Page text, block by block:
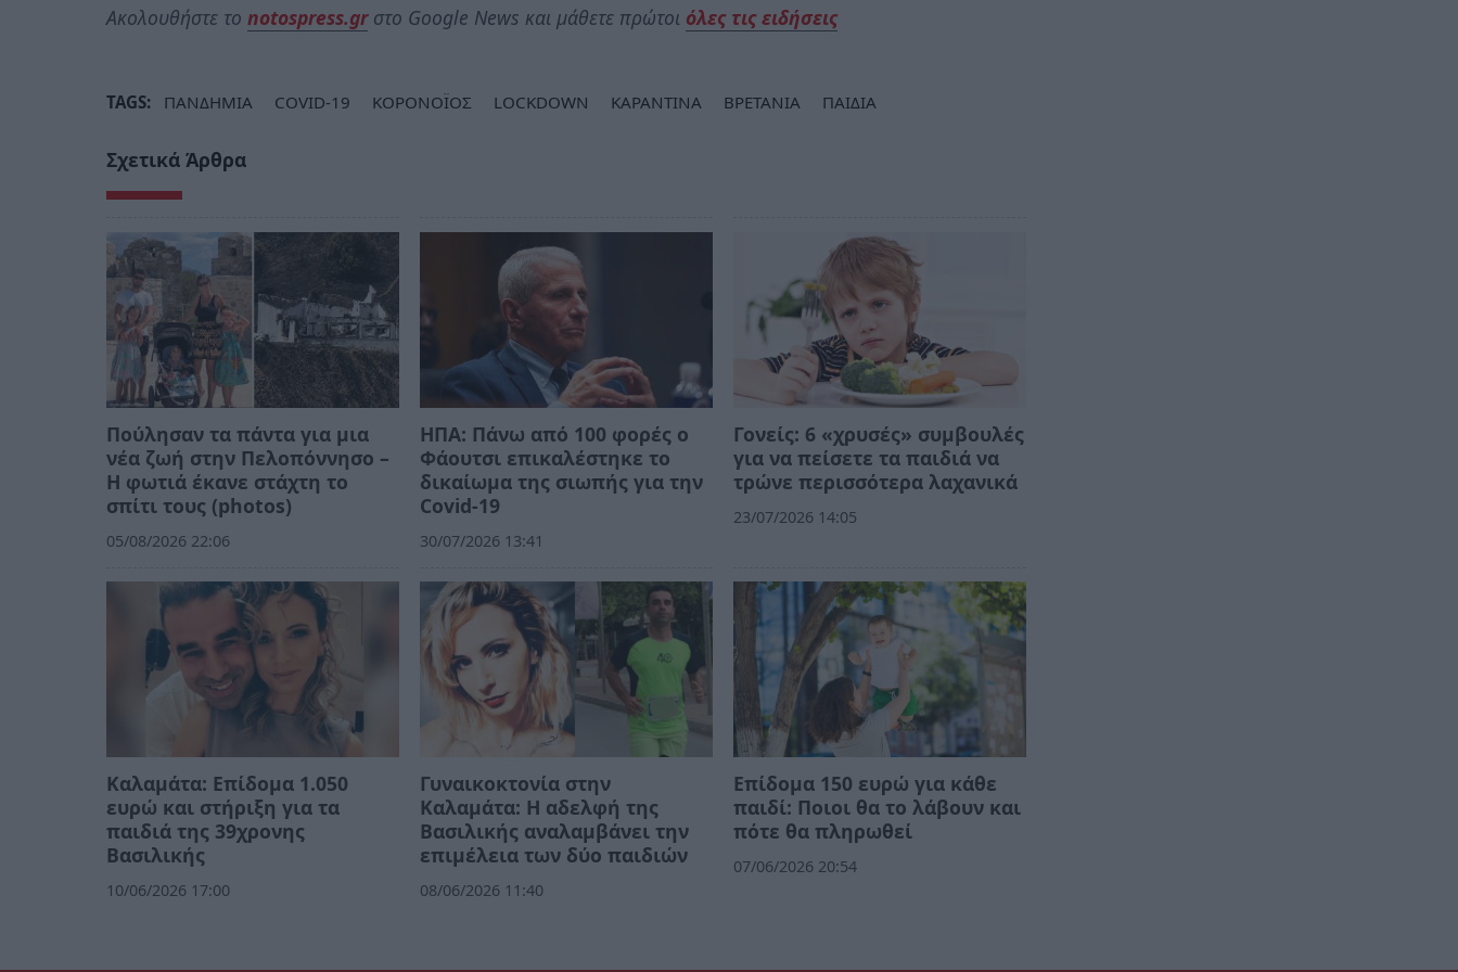
Ακολουθήστε το notospress.grστο Google News και μάθετε πρώτοι όλες τις ειδήσεις
TAGS: ΠΑΝΔΗΜΙΑ COVID-19 ΚΟΡΟΝΟΪΟΣ LOCKDOWN ΚΑΡΑΝΤΙΝΑ ΒΡΕΤΑΝΙΑ ΠΑΙΔΙΑ
Σχετικά Άρθρα
Πούλησαν τα πάντα για μια
νέα ζωή στην Πελοπόννησο –
Η φωτιά έκανε στάχτη το
σπίτι τους (photos)
05/08/2026 22:06
ΗΠΑ: Πάνω από 100 φορές ο
Φάουτσι επικαλέστηκε το
δικαίωμα της σιωπής για την
Covid-19
30/07/2026 13:41
Γονείς: 6 «χρυσές» συμβουλές
για να πείσετε τα παιδιά να
τρώνε περισσότερα λαχανικά
23/07/2026 14:05
Καλαμάτα: Επίδομα 1.050
ευρώ και στήριξη για τα
παιδιά της 39χρονης
Βασιλικής
10/06/2026 17:00
Γυναικοκτονία στην
Καλαμάτα: Η αδελφή της
Βασιλικής αναλαμβάνει την
επιμέλεια των δύο παιδιών
08/06/2026 11:40
Επίδομα 150 ευρώ για κάθε
παιδί: Ποιοι θα το λάβουν και
πότε θα πληρωθεί
07/06/2026 20:54